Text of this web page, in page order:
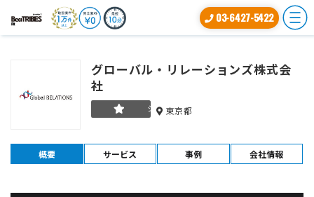
03-6427-5422
グローバル・リレーションズ株式会
社
シルバー
東京都
概要 サービス 事例 会社情報